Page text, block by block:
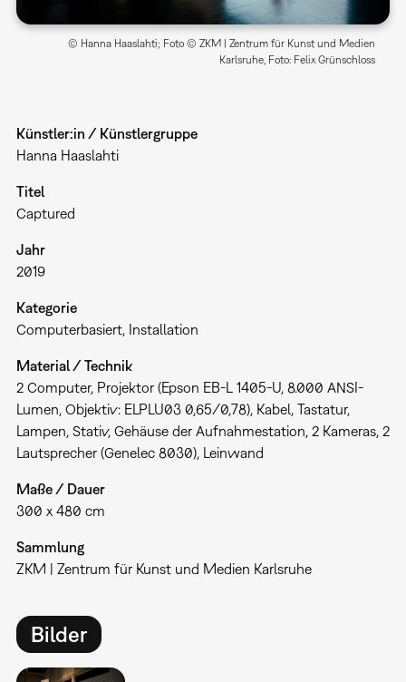
© Hanna Haaslahti; Foto © ZKM | Zentrum für Kunst und Medien
Karlsruhe, Foto: Felix Grünschloss
Künstler:in / Künstlergruppe
Hanna Haaslahti
Titel
Captured
Jahr
2019
Kategorie
Computerbasiert Installation
Material / Technik
2 Computer, Projektor (Epson EB-L 1405-U, 8.000 ANSI-
Lumen, Objektiv: ELPLU03 0,65/0,78), Kabel, Tastatur,
Lampen, Stativ, Gehäuse der Aufnahmestation, 2 Kameras, 2
Lautsprecher (Genelec 8030), Leinwand
Maße / Dauer
300 x 480 cm
Sammlung
ZKM | Zentrum für Kunst und Medien Karlsruhe
Bilder